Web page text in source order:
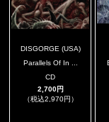
DISGORGE (USA)
Parallels Of In ...
CD
2,700円
（税込2,970円）